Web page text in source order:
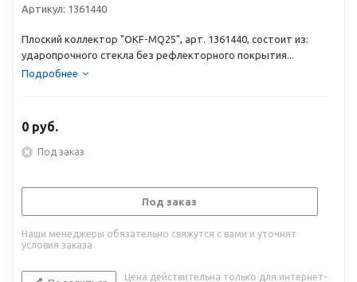
Артикул: 1361440
Плоский коллектор "OKF-MQ25", арт. 1361440, состоит из:
ударопрочного стекла без рефлекторного покрытия...
Подробнее
0 руб.
Под заказ
Под заказ
Наши менеджеры обязательно свяжутся с вами и уточнят
условия заказа
Цена действительна только для интернет-